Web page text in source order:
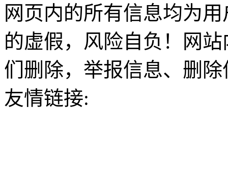
网页内的所有信息均为
的虚假，风险自负！网
们删除，举报信息、删
友情链接: